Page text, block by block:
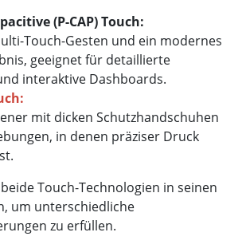
(P-CAP) Touch:
Touch-Gesten und ein modernes
geeignet für detaillierte
interaktive Dashboards.
mit dicken Schutzhandschuhen
in denen präziser Druck
Touch-Technologien in seinen
um unterschiedliche
zu erfüllen.